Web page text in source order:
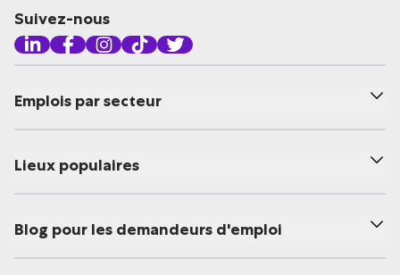
Suivez-nous
Emplois par secteur
Lieux populaires
Blog pour les demandeurs d'emploi